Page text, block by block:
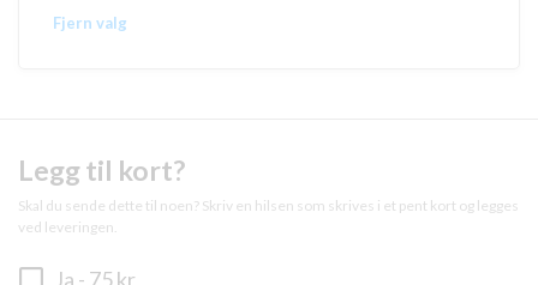
Fjern valg
Legg til kort?
Skal du sende dette til noen? Skriv en hilsen som skrives i et pent kort og legges
ved leveringen.
Ja - 75 kr